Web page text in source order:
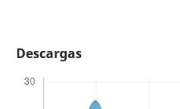
Descargas